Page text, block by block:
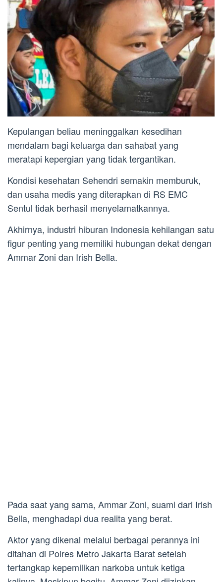
Kepulangan beliau meninggalkan kesedihan
mendalam bagi keluarga dan sahabat yang
meratapi kepergian yang tidak tergantikan.
Kondisi kesehatan Sehendri semakin memburuk,
dan usaha medis yang diterapkan di RS EMC
Sentul tidak berhasil menyelamatkannya.
Akhirnya, industri hiburan Indonesia kehilangan satu
figur penting yang memiliki hubungan dekat dengan
Ammar Zoni dan Irish Bella.
Pada saat yang sama, Ammar Zoni, suami dari Irish
Bella, menghadapi dua realita yang berat.
Aktor yang dikenal melalui berbagai perannya ini
ditahan di Polres Metro Jakarta Barat setelah
tertangkap kepemilikan narkoba untuk ketiga